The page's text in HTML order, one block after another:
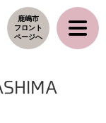
鹿嶋市
フロント
ページへ